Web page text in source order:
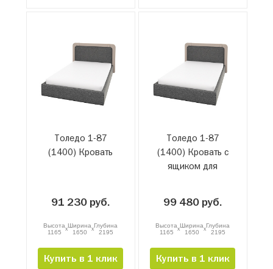
Толедо 1-87
(1400) Кровать
91 230 руб.
Высота
1165
xШирина
1650
xГлубина
2195
Купить в 1 клик
Толедо 1-87
(1400) Кровать с
ящиком для
механизмом
99 480 руб.
Высота
1165
xШирина
1650
xГлубина
2195
Купить в 1 клик